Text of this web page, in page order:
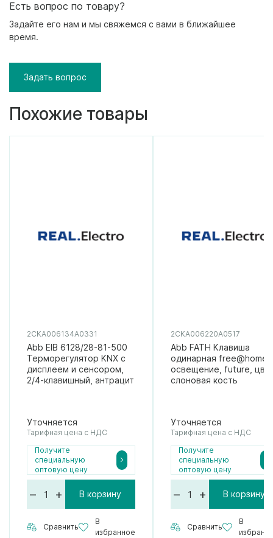
Есть вопрос по товару?
Задайте его нам и мы свяжемся с вами в ближайшее
время.
Задать вопрос
Похожие товары
2CKA006134A0331
Abb EIB 6128/28-81-500
Терморегулятор KNX с
дисплеем и сенсором,
2/4-клавишный, антрацит
Уточняется
Тарифная цена с НДС
Получите
специальную
оптовую цену
– + В корзину
Сравнить
В
избранное
2CKA006220A0517
Abb FATH Клавиша
одинарная free@home,
освещение, future,
слоновая кость
Уточняется
Тарифная цена с НДС
Получите
специальную
оптовую цену
– + В корзину
Сравнить
В